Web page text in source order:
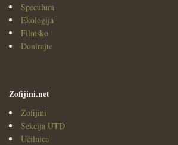
Speculum
Ekologija
Filmsko
Donirajte
Zofijini.net
Zofijini
Sekcija UTD
Učilnica